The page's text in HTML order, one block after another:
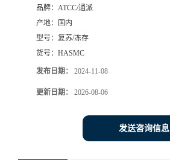
品牌： ATCC/通派
产地：
国内
型号： 复苏/冻存
货号： HASMC
发布日期： 2024-11-08
更新日期： 2026-08-06
发送咨询信息